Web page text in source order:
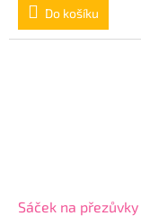
Do košíku
Sáček na přezůvky